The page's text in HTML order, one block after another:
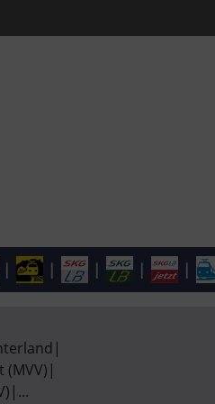
| | | | |
|
(MVV) |
| ...